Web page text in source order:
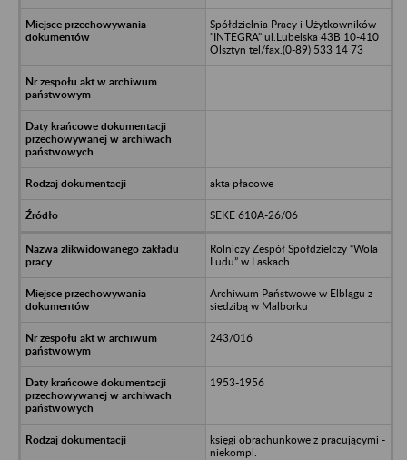
Spółdzielnia Pracy i Użytkowników
"INTEGRA" ul.Lubelska 43B 10-410
Olsztyn tel/fax.(0-89) 533 14 73
akta płacowe
SEKE 610A-26/06
Rolniczy Zespół Spółdzielczy “Wola
Ludu” w Laskach
Archiwum Państwowe w Elblągu z
siedzibą w Malborku
243/016
1953-1956
księgi obrachunkowe z pracującymi -
niekompl.